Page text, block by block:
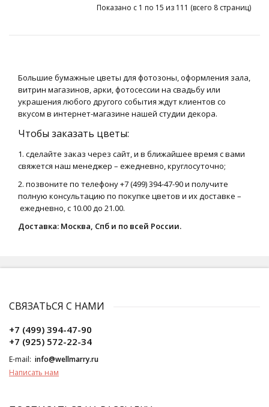
Показано с 1 по 15 из 111 (всего 8 страниц)
Большие бумажные цветы для фотозоны, оформления зала,
витрин магазинов, арки, фотосессии на свадьбу или
украшения любого другого события ждут клиентов со
вкусом в интернет-магазине нашей студии декора.
Чтобы заказать цветы:
1. сделайте заказ через сайт, и в ближайшее время с вами
свяжется наш менеджер – ежедневно, круглосуточно;
2. позвоните по телефону +7 (499) 394-47-90 и получите
полную консультацию по покупке цветов и их доставке –
ежедневно, с 10.00 до 21.00.
Доставка: Москва, Спб и по всей России.
СВЯЗАТЬСЯ С НАМИ
+7 (499) 394-47-90
+7 (925) 572-22-34
E-mail: info@wellmarry.ru
Написать нам